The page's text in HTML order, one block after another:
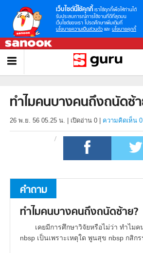
เว็บไซต์นี้ใช้คุกกี้ เราใช้คุกกี้เพื่อให้ท่านได้
รับประสบการณ์การใช้งานที่ดีที่สุดบน
เว็บไซต์ของเรา โปรดศึกษาเพิ่มเติมที่
นโยบายความเป็นส่วนตัว และ นโยบายคุกกี้
ทำไมคนบางคนถึงถนัดซ้
26 พ.ย. 56 05.25 น. เปิดอ่าน 0 ความคิดเห็น 0
คำถาม
ทำไมคนบางคนถึงถนัดซ้าย?
เคยมีการศึกษาวิจัยหรือไม่ว่า ทำไม
nbsp เป็นเพราะเหตุใด พูนสุข nbsp กสิก